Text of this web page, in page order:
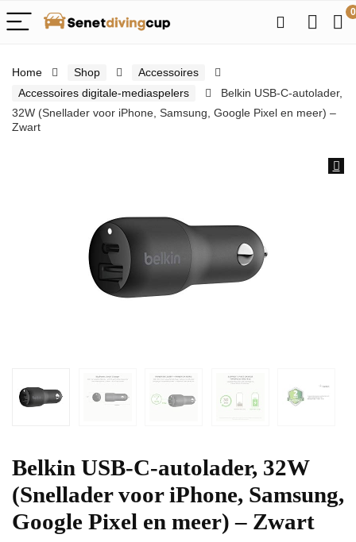
0
Home Shop
Accessoires
Accessoires digitale-mediaspelers
Belkin USB-C-autolader,
32W (Snellader voor iPhone, Samsung, Google Pixel en meer) –
Zwart
Belkin USB-C-autolader, 32W
(Snellader voor iPhone, Samsung,
Google Pixel en meer) – Zwart